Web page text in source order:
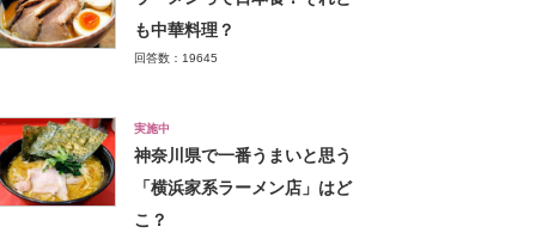
も中華料理？
回答数：19645
実施中
神奈川県で一番うまいと思う
「横浜家系ラーメン店」はど
こ？